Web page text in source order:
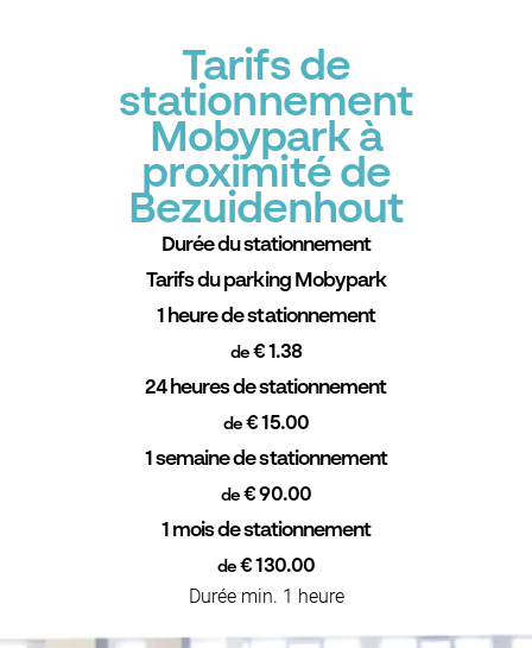
Tarifs de
stationnement
Mobypark à
proximité de
Bezuidenhout
Durée du stationnement
Tarifs du parking Mobypark
1 heure de stationnement
de€ 1.38
24 heures de stationnement
de € 15.00
1 semaine de stationnement
de € 90.00
1 mois de stationnement
de € 130.00
Durée min. 1 heure